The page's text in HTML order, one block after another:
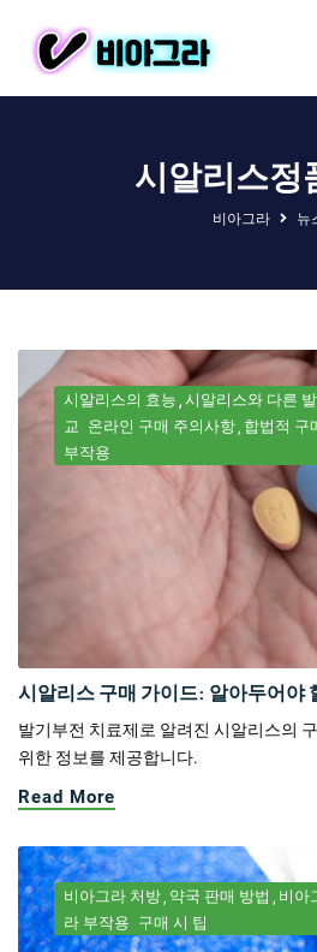
시알리스정
비아그라 뉴
시알리스의 효능 시알리스와 다른
교 온라인 구매 주의사항 합법적 구
부작용
시알리스 구매 가이드: 알아두어야
발기부전 치료제로 알려진 시알리스의
위한 정보를 제공합니다.
Read More
비아그라 처방 약국 판매 방법 비아
라 부작용 구매 시 팁